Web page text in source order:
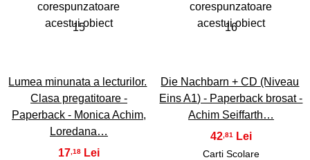
15
Lumea minunata a lecturilor.
Clasa pregatitoare -
Paperback - Monica Achim,
Loredana…
17,18
16
Die Nachbarn + CD (Niveau
Eins A1) - Paperback brosat -
Achim Seiffarth…
42 ,81
Carti Scolare